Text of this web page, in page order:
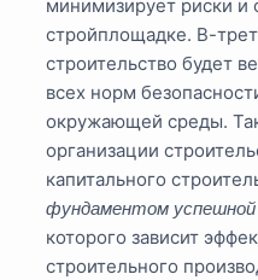
минимизирует риски и
стройплощадке. В-
строительство будет
всех норм
окружающей среды.
организации
капитального
фундаментом успешной
которого зависит
строительного